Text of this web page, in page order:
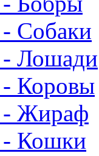
- Собаки
- Лошади
- Коровы
- Жираф
- Кошки